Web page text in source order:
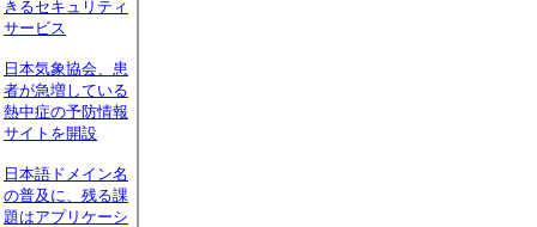
きるセキュリティ
サービス
日本気象協会、患
者が急増している
熱中症の予防情報
サイトを開設
日本語ドメイン名
の普及に、残る課
題はアプリケーシ